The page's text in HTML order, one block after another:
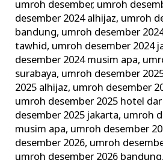
umroh desember, umroh
desember 2024 alhijaz, umroh
bandung, umroh desember
tawhid, umroh desember 2024
desember 2024 musim apa,
surabaya, umroh desember
2025 alhijaz, umroh desember
umroh desember 2025 hotel
desember 2025 jakarta, umroh
musim apa, umroh desember
desember 2026, umroh